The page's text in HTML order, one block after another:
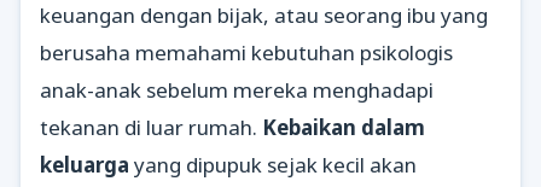
keuangan dengan bijak, atau seorang ibu yang
berusaha memahami kebutuhan psikologis
anak-anak sebelum mereka menghadapi
tekanan di luar rumah. Kebaikan dalam
keluarga yang dipupuk sejak kecil akan